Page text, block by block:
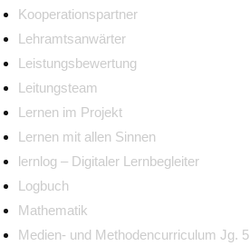
Kooperationspartner
Lehramtsanwärter
Leistungsbewertung
Leitungsteam
Lernen im Projekt
Lernen mit allen Sinnen
lernlog – Digitaler Lernbegleiter
Logbuch
Mathematik
Medien- und Methodencurriculum Jg. 5